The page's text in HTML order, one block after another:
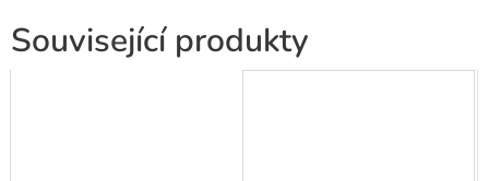
Související produkty